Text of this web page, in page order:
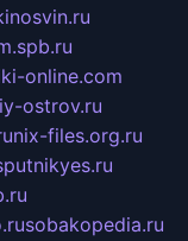
online.com
ostrov.ru
nix-files.org.ru
sobakopedia.ru